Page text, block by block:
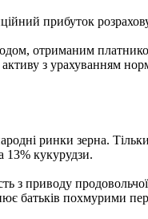
прибуток
отриманим
активу з урахуванням
ринки зерна.
13% кукурудзи.
з приводу
батьків похмурими